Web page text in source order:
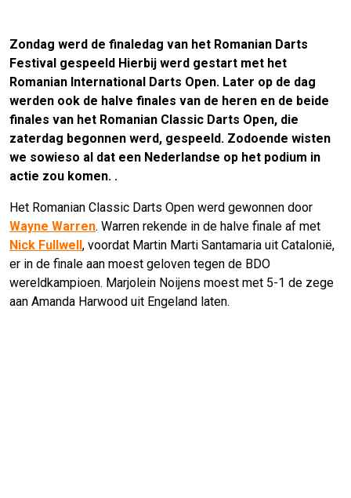
Zondag werd de finaledag van het Romanian Darts
Festival gespeeld Hierbij werd gestart met het
Romanian International Darts Open. Later op de dag
werden ook de halve finales van de heren en de beide
finales van het Romanian Classic Darts Open, die
zaterdag begonnen werd, gespeeld. Zodoende wisten
we sowieso al dat een Nederlandse op het podium in
actie zou komen. .
Het Romanian Classic Darts Open werd gewonnen door
Wayne Warren. Warren rekende in de halve finale af met
Nick Fullwell, voordat Martin Marti Santamaria uit Catalonië,
er in de finale aan moest geloven tegen de BDO
wereldkampioen. Marjolein Noijens moest met 5-1 de zege
aan Amanda Harwood uit Engeland laten.